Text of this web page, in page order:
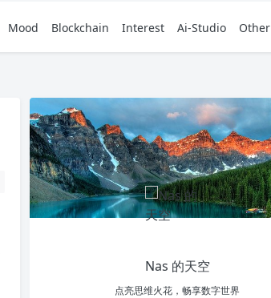
Mood Blockchain Interest Ai-Studio Other
Nas 的天空
点亮思维火花，畅享数字世界